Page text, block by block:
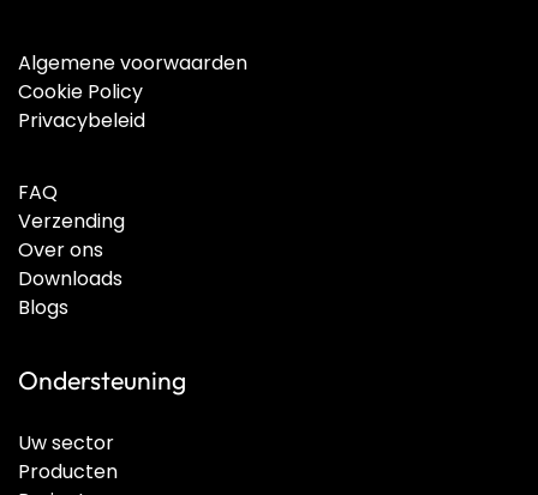
Algemene voorwaarden
Cookie Policy
Privacybeleid
FAQ
Verzending
Over ons
Downloads
Blogs
Ondersteuning
Uw sector
Producten